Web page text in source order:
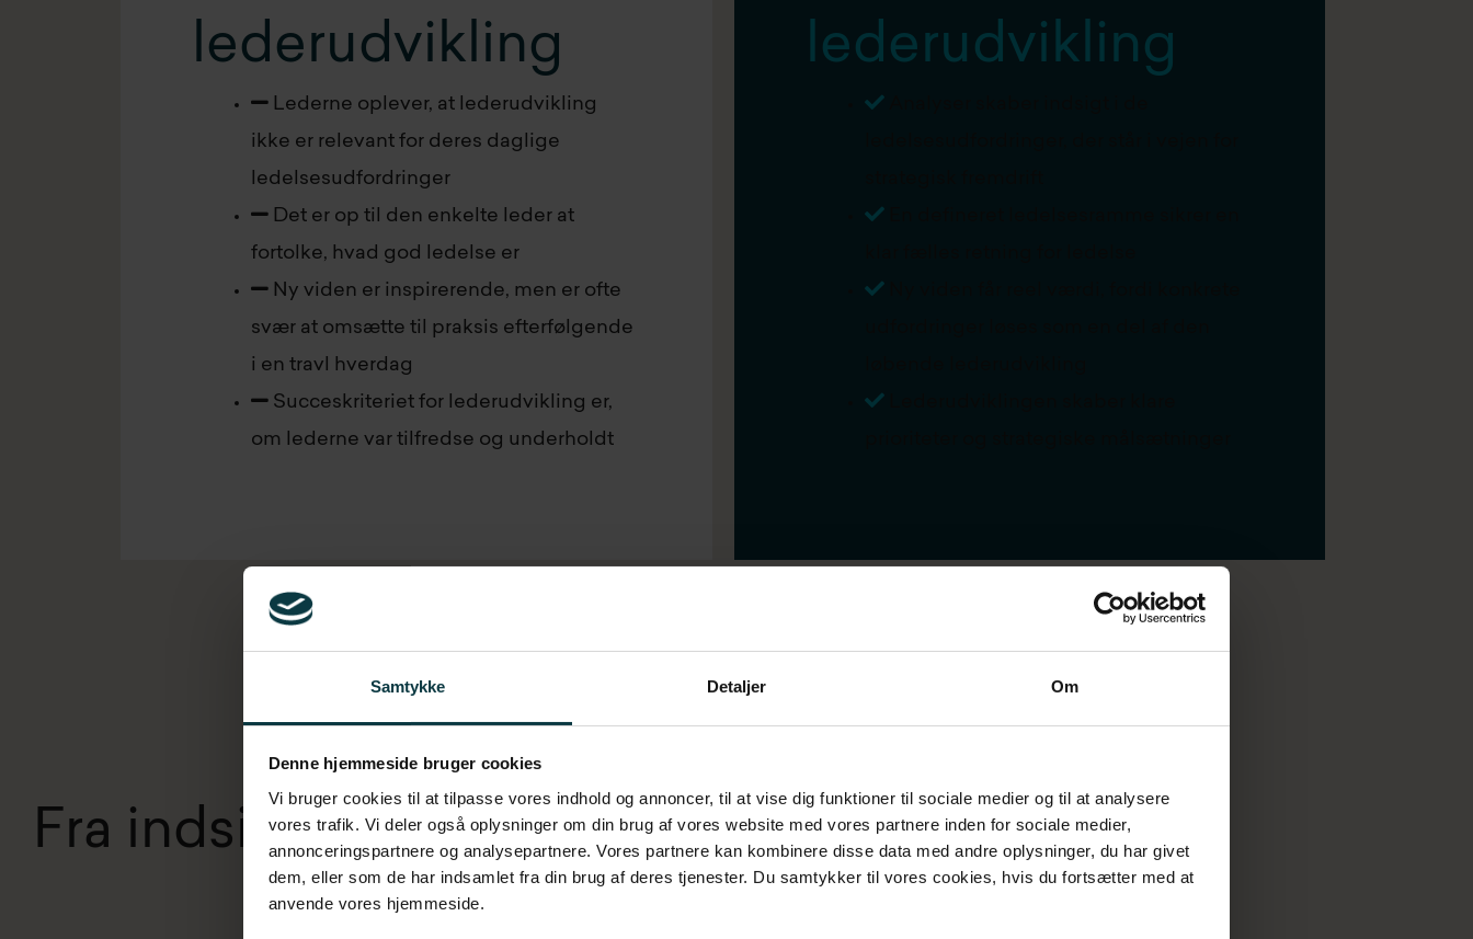
Samtykke Detaljer Om
Denne hjemmeside bruger cookies
Vi bruger cookies til at tilpasse vores indhold og annoncer, til at vise dig funktioner til sociale medier og til at analysere
vores trafik. Vi deler også oplysninger om din brug af vores website med vores partnere inden for sociale medier,
annonceringspartnere og analysepartnere. Vores partnere kan kombinere disse data med andre oplysninger, du har givet
dem, eller som de har indsamlet fra din brug af deres tjenester. Du samtykker til vores cookies, hvis du fortsætter med at
anvende vores hjemmeside.
lederudvikling
Lederne oplever, at lederudvikling
ikke er relevant for deres daglige
ledelsesudfordringer
Det er op til den enkelte leder at
fortolke, hvad god ledelse er
Ny viden er inspirerende, men er ofte
svær at omsætte til praksis efterfølgende
i en travl hverdag
Succeskriteriet for lederudvikling er,
om lederne var tilfredse og underholdt
lederudvikling
Fra indsigt til handling med Challenge Based
lederudvikling